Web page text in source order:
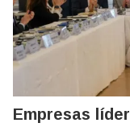
Empresas